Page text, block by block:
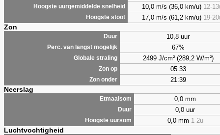
Hoogste uurgemiddelde snelheid 10,0 m/s (36,0 km/u) 12-
Hoogste stoot 17,0 m/s (61,2 km/u) 19-
Zon
Duur 10,8 uur
Perc. van langst mogelijk 67%
Globale straling 2499 J/cm² (289,2 W/m²)
Zon op 05:33
Zon onder 21:39
Neerslag
Etmaalsom 0,0 mm
Duur 0,0 uur
Hoogste uursom 0,0 mm 1-2u
Luchtvochtigheid